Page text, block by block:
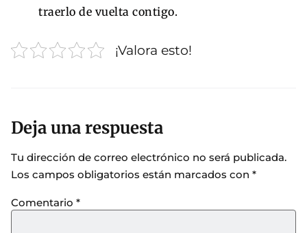
traerlo de vuelta contigo.
¡Valora esto!
Deja una respuesta
Tu dirección de correo electrónico no será publicada.
Los campos obligatorios están marcados con *
Comentario *